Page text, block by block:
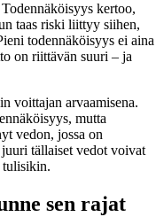
kertoo,
taas riski liittyy siihen,
todennäköisyys ei aina
on riittävän suuri – ja
voittajan arvaamisena.
mutta
vedon, jossa on
tällaiset vedot voivat
tulisikin.
sen rajat